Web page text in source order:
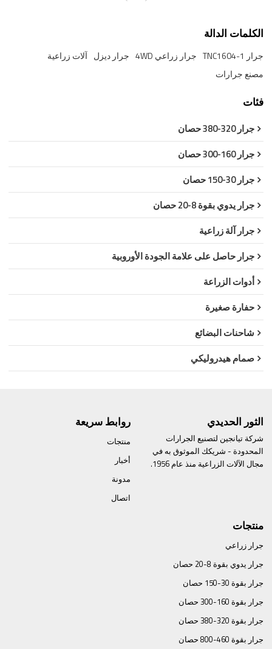
الكلمات الدالة
جرار TNC1604-1 جرار زراعي 4WD جرار ديزل آلات زراعية
مصنع جرارات
فئات
جرار 320-380 حصان
جرار 160-300 حصان
جرار 30-150 حصان
جرار يدوي بقوة 8-20 حصان
جرار آلة زراعية
جرار حاصل على علامة الجودة الأوروبية
أدوات الزراعة
حفارة صغيرة
شاحنات البضائع
صمام هيدروليكي
الثور الحديدي
شركة تيانجين لتصنيع الجرارات
المحدودة - شريكك الموثوق به في
مجال الآلات الزراعية منذ عام 1956.
روابط سريعة
منتجات
أخبار
مدونة
اتصال
منتجات
جرار زراعي
جرار يدوي بقوة 8-20 حصان
جرار بقوة 30-150 حصان
جرار بقوة 160-300 حصان
جرار بقوة 320-380 حصان
جرار بقوة 460-800 حصان